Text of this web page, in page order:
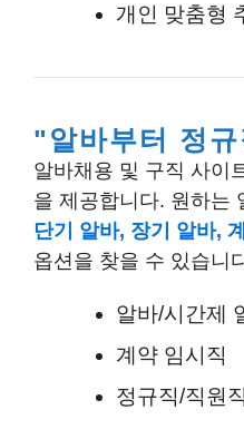
개인 맞춤형
알바부터 정규
알바채용 및 구직 사이
을 제공합니다. 원하는
단기 알바, 장기 알바,
옵션을 찾을 수 있습니
알바/시간제
계약 임시직
정규직/직원직